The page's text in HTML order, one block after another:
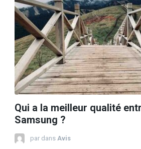
Qui a la meilleur qualité
Samsung ?
par dans Avis